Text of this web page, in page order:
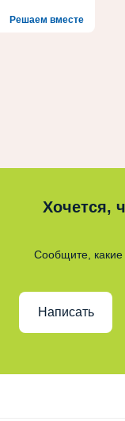
Решаем вместе
Хочется,
Сообщите, какие
Написать